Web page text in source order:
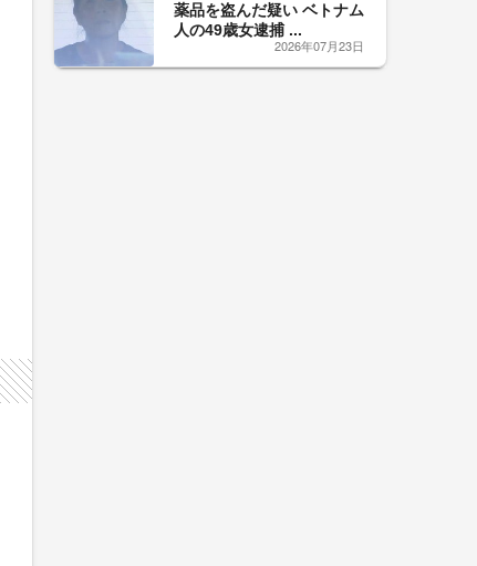
薬品を盗んだ疑い ベトナム
人の49歳女逮捕 ...
2026年07月23日